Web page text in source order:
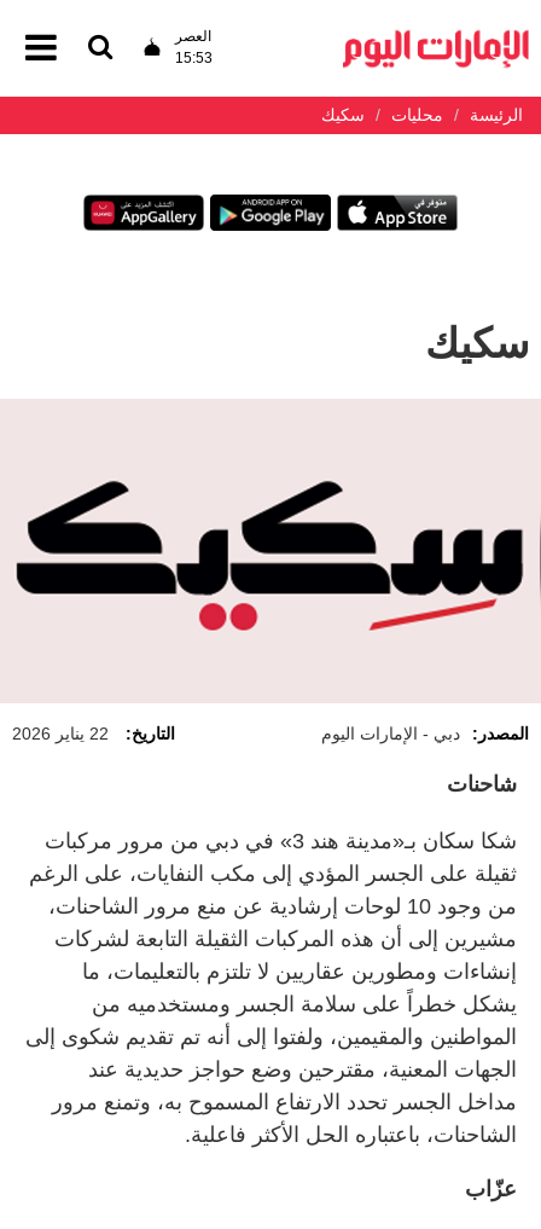
العصر
15:53
الرئيسة محليات سكيك
سكيك
المصدر: دبي - الإمارات اليوم التاريخ: 22 يناير 2026
شاحنات
شكا سكان بـ«مدينة هند 3» في دبي من مرور مركبات
ثقيلة على الجسر المؤدي إلى مكب النفايات، على الرغم
من وجود 10 لوحات إرشادية عن منع مرور الشاحنات،
مشيرين إلى أن هذه المركبات الثقيلة التابعة لشركات
إنشاءات ومطورين عقاريين لا تلتزم بالتعليمات، ما
يشكل خطراً على سلامة الجسر ومستخدميه من
المواطنين والمقيمين، ولفتوا إلى أنه تم تقديم شكوى إلى
الجهات المعنية، مقترحين وضع حواجز حديدية عند
مداخل الجسر تحدد الارتفاع المسموح به، وتمنع مرور
الشاحنات، باعتباره الحل الأكثر فاعلية.
عزّاب